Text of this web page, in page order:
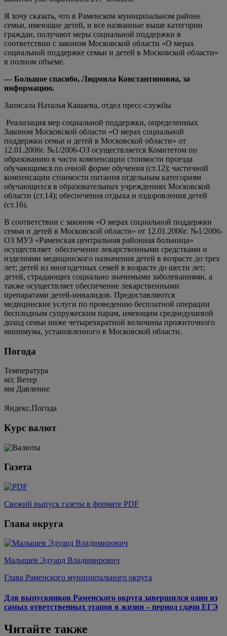
Я хочу сказать, что в Раменском муниципальном районе
семьи, имеющие детей, и все названные выше категории
граждан, получают меры социальной поддержки в
соответствии с законом Московской области «О мерах
социальной поддержке семьи и детей в Московской области»
в полном объеме.
— Большое спасибо, Людмила Константиновна, за
информацию.
Записала Наталья Кашаева, отдел пресс-службы
Реализация мер социальной поддержки, определенных
Законом Московской области «О мерах социальной
поддержки семьи и детей в Московской области» от
12.01.2006г. №1/2006-ОЗ осуществляется Комитетом по
образованию в части компенсации стоимости проезда
обучающимся по очной форме обучения (ст.12); частичной
компенсации стоимости питания отдельным категориям
обучающихся в образовательных учреждениях Московской
области (ст.14); обеспечения отдыха и оздоровления детей
(ст.16).
В соответствии с законом «О мерах социальной поддержки
семьи и детей в Московской области» от 12.01.2006г. №1/2006-
ОЗ МУЗ «Раменская центральная районная больница»
осуществляет обеспечение лекарственными средствами и
изделиями медицинского назначения детей в возрасте до трех
лет; детей из многодетных семей в возрасте до шести лет;
детей, страдающих социально значимыми заболеваниями, а
также осуществляет обеспечение лекарственными
препаратами детей-инвалидов. Предоставляются
медицинские услуги по проведению бесплатной операции
бесплодным супружеским парам, имеющим среднедушевой
доход семьи ниже четырехкратной величины прожиточного
минимума, установленного в Московской области.
Погода
Температура
м/c Ветер
мм Давление
Яндекс.Погода
Курс валют
Газета
Свежий выпуск газеты в формате PDF
Глава округа
Малышев Эдуард Владимирович
Глава Раменского муниципального округа
Для выпускников Раменского округа завершился один из
самых ответственных этапов в жизни – период сдачи ЕГЭ
Читайте также